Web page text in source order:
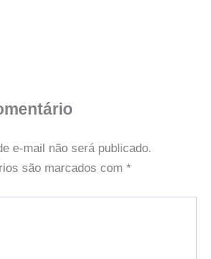
e-mail não será publicado.
são marcados com *